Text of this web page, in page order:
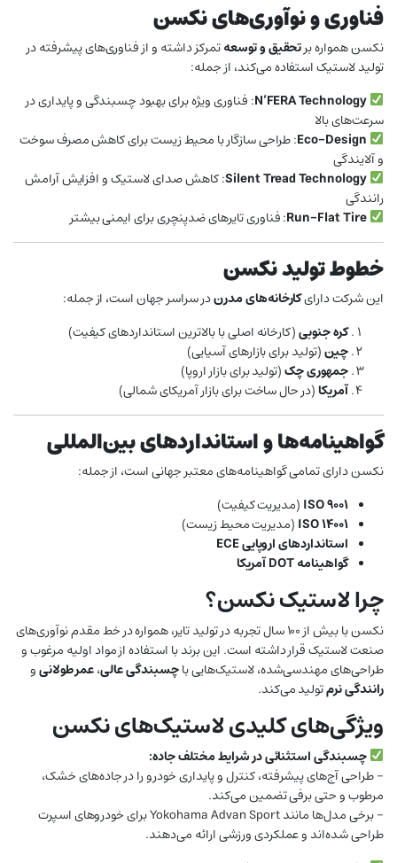
فناوری و نوآوری‌های نکسن
نکسن همواره برتحقیق و توسعهتمرکز داشته و از فناوری‌های پیشرفته در
تولید لاستیک استفاده می‌کند، از جمله:
N’FERA Technology: فناوری ویژه برای بهبود چسبندگی و پایداری در
سرعت‌های بالا
Eco-Design: طراحی سازگار با محیط زیست برای کاهش مصرف سوخت
و آلایندگی
Silent Tread Technology: کاهش صدای لاستیک و افزایش آرامش
رانندگی
Run-Flat Tire: فناوری تایرهای ضدپنچری برای ایمنی بیشتر
خطوط تولید نکسن
این شرکت دارایکارخانه‌های مدرندر سراسر جهان است، از جمله:
کره جنوبی(کارخانه اصلی با بالاترین استانداردهای کیفیت)
چین(تولید برای بازارهای آسیایی)
جمهوری چک(تولید برای بازار اروپا)
آمریکا(در حال ساخت برای بازار آمریکای شمالی)
گواهینامه‌ها و استانداردهای بین‌المللی
نکسن دارای تمامی گواهینامه‌های معتبر جهانی است، از جمله:
ISO 9001 (مدیریت کیفیت)
ISO 14001 (مدیریت محیط زیست)
استانداردهای اروپایی ECE
گواهینامه DOT آمریکا
چرا لاستیک نکسن؟
نکسن با بیش از ۱۰۰ سال تجربه در تولید تایر، همواره در خط مقدم نوآوری‌های
صنعت لاستیک قرار داشته است. این برند با استفاده از مواد اولیه مرغوب و
طراحی‌های مهندسی‌شده، لاستیک‌هایی باچسبندگی عالی،عمر طولانیو
رانندگی نرمتولید می‌کند.
ویژگی‌های کلیدی لاستیک‌های نکسن
چسبندگی استثنائی در شرایط مختلف جاده:
– طراحی آج‌های پیشرفته، کنترل و پایداری خودرو را در جاده‌های خشک،
مرطوب و حتی برفی تضمین می‌کند.
– برخی مدل‌ها مانند Yokohama Advan Sport برای خودروهای اسپرت
طراحی شده‌اند و عملکردی ورزشی ارائه می‌دهند.